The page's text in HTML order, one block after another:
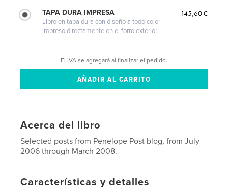
TAPA DURA IMPRESA
Libro en tapa dura con diseño a todo color
impreso directamente en el forro exterior
145,60 €
El IVA se agregará al finalizar el pedido.
Acerca del libro
Selected posts from Penelope Post blog, from July
2006 through March 2008.
Características y detalles